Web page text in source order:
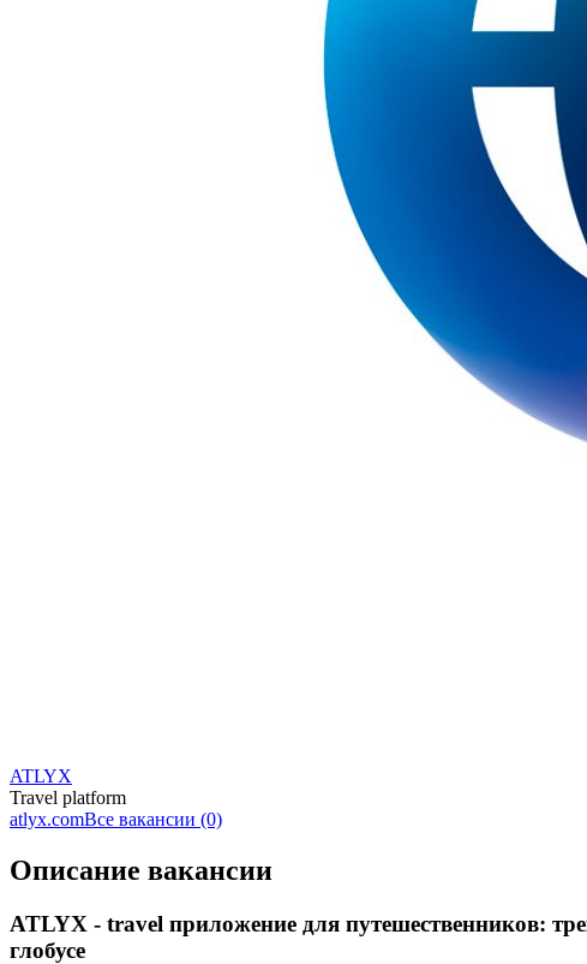
ATLYX
Travel platform
atlyx.comВсе вакансии (0)
Описание вакансии
ATLYX - travel приложение для путешественников:
глобусе